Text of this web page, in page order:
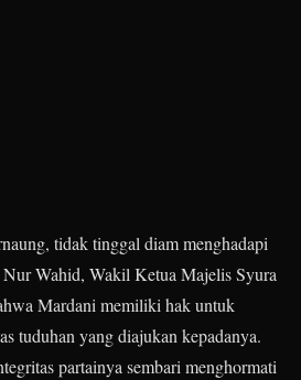
tidak tinggal diam menghadapi
Wahid, Wakil Ketua Majelis Syura
Mardani memiliki hak untuk
tuduhan yang diajukan kepadanya.
partainya sembari menghormati